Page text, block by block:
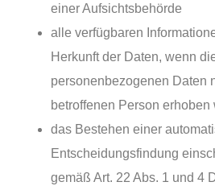
einer Aufsichtsbehörde
alle verfügbaren
Herkunft der Daten, wenn
personenbezogenen Daten
betroffenen Person erhoben
das Bestehen einer
Entscheidungsfindung
gemäß Art. 22 Abs. 1 und 4